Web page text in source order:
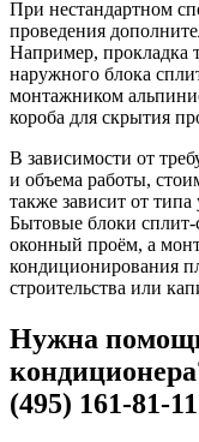
При нестандартном
проведения
Например, прокладка
наружного блока
монтажником
короба для скрытия
В зависимости от
и объема работы,
также зависит от
Бытовые блоки сплит-
оконный проём, а
кондиционирования
строительства или
Нужна
(495) 161-81-11